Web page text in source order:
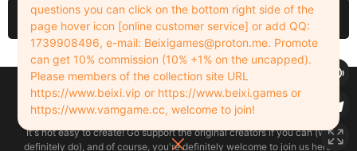
请先登录
Copyleft © 2022-2026 beixi.vip - All Rights Freedom！
创作不易！有能力的同学可以去支持一下原创作者（我们绝对支持），当然
了，您加入这里我们也绝对欢迎！
It's not easy to create! Go support the original creators if you can (we
definitely do), and of course, you're definitely welcome to join us here!
questions you can click on the bottom right side of the
page hover icon [online customer service] or add QQ:
1739908496, e-mail: Beixigames@proton.me. Promote
can get 10% commission (10% +1% on the uncapped).
Please members of the collection site URL
https://www.beixi.vip or https://www.beixi.games or
https://www.vamgame.cc, welcome to join!